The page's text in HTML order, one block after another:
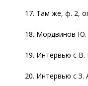
17. Там же, ф. 2,
18. Мордвинов Ю.
19. Интервью с В.
20. Интервью с З.